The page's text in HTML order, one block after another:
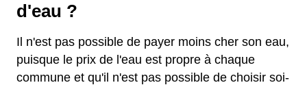
d'eau ?
Il n'est pas possible de payer moins cher son eau,
puisque le prix de l'eau est propre à chaque
commune et qu'il n'est pas possible de choisir soi-